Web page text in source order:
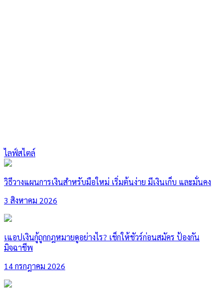
ไลฟ์สไตล์
วิธีวางแผนการเงินสำหรับมือใหม่ เริ่มต้นง่าย มีเงินเก็บ และมั่นคง
3 สิงหาคม 2026
เแอปเงินกู้ถูกกฎหมายดูอย่างไร? เช็กให้ชัวร์ก่อนสมัคร ป้องกัน
มิจฉาชีพ
14 กรกฎาคม 2026